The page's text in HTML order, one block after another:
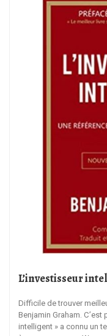
L’investisseur
Difficile de trouver
Benjamin Graham.
intelligent » a connu un